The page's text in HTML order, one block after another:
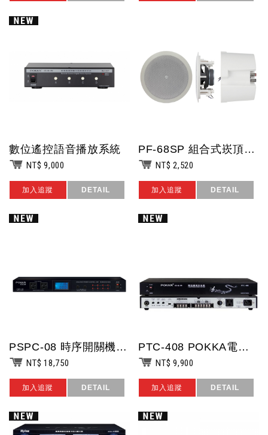
數位遙控語音播放系統
NT$ 9,000
加入追蹤 DETAIL
PF-68SP 組合式崁頂喇叭/同軸二音路/施工孔徑Φ205mm/承受功率30W...
NT$ 2,520
加入追蹤 DETAIL
PSPC-08 時序開關機電源供應器
NT$ 18,750
加入追蹤 DETAIL
PTC-408 POKKA電話廣播中繼前後奏器
NT$ 9,900
加入追蹤 DETAIL